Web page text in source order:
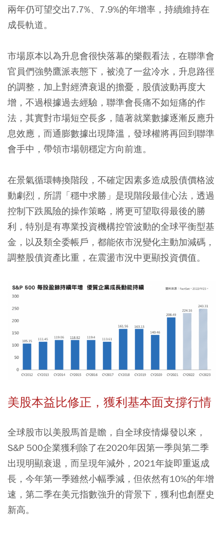
兩年仍可望交出7.7%、7.9%的年增率，持續維持在
成長軌道。
市場原本以為升息會很快落幕的樂觀看法，在聯準會
官員們強勢鷹派表態下，被澆了一盆冷水，升息路徑
的調整，加上對經濟衰退的擔憂，股債波動再度大
增，不過根據過去經驗，聯準會長痛不如短痛的作
法，其實對市場短空長多，隨著就業數據逐漸反應升
息效應，而通膨數據出現降溫，發球權將再回到聯準
會手中，帶領市場朝穩定方向前進。
在景氣循環轉換階段，不確定因素多造成股債價格波
動劇烈，所謂「穩中求勝」是現階段最佳心法，透過
控制下跌風險的操作策略，將更可望取得最後的勝
利，特別是有專業投資機構控管波動的全球平衡型基
金，以及類全委帳戶，都能依市況變化主動加減碼，
調整股債資產比重，在震盪市況中更顯投資價值。
美股本益比修正，獲利基本面支撐行情
全球股市以美股馬首是瞻，自全球疫情爆發以來，
S&P 500企業獲利除了在2020年因第一季與第二季
出現明顯衰退，而呈現年減外，2021年旋即重返成
長，今年第一季雖然小幅季減，但依然有10%的年增
速，第二季在美元指數強升的背景下，獲利也創歷史
新高。